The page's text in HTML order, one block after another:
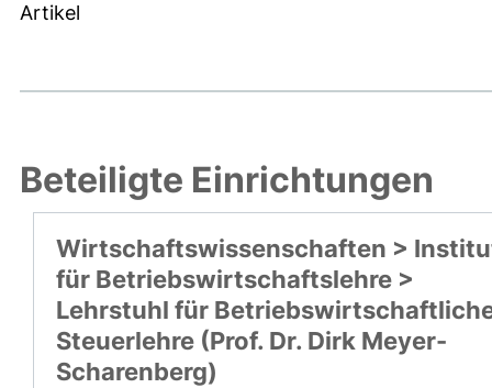
Artikel
Beteiligte Einrichtungen
Wirtschaftswissenschaften >
für Betriebswirtschaftslehre >
Lehrstuhl für
Steuerlehre (Prof. Dr. Dirk Meyer-
Scharenberg)